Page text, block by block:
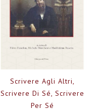
Scrivere Agli Altri,
Scrivere Di Sé, Scrivere
Per Sé